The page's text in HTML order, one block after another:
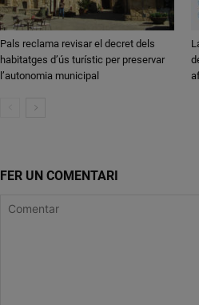
Pals reclama revisar el decret dels
habitatges d’ús turístic per preservar
l’autonomia municipal
FER UN COMENTARI